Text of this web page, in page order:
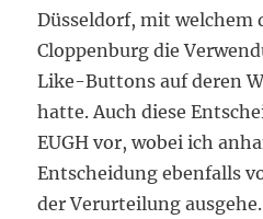
Düsseldorf, mit welchem
Cloppenburg die
Like-Buttons auf deren
hatte. Auch diese
EUGH vor, wobei ich
Entscheidung ebenfalls
der Verurteilung ausgehe.